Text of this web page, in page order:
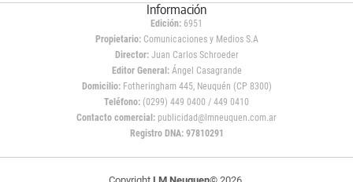
Información
Edición: 6951
Propietario:Comunicaciones y Medios S.A
Director: Juan Carlos Schroeder
Editor General:Ángel Casagrande
Domicilio:Fotheringham 445, Neuquén (CP 8300)
Teléfono: (0299) 449 0400 / 449 0410
Contacto comercial: publicidad@lmneuquen.com.ar
Registro DNA: 97810291